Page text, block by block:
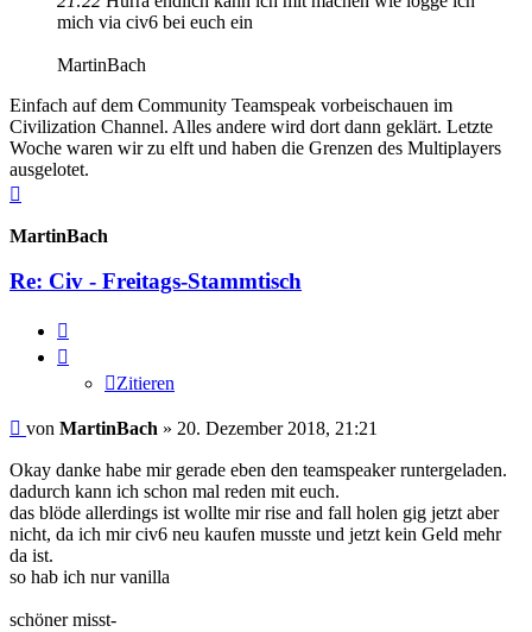
mich via civ6 bei euch ein
MartinBach
Einfach auf dem Community Teamspeak vorbeischauen im
Civilization Channel. Alles andere wird dort dann geklärt. Letzte
Woche waren wir zu elft und haben die Grenzen des Multiplayers
ausgelotet.
MartinBach
Re: Civ - Freitags-Stammtisch
Zitieren
Beitrag
von MartinBach » 20. Dezember 2018, 21:21
Okay danke habe mir gerade eben den teamspeaker runtergeladen.
dadurch kann ich schon mal reden mit euch.
das blöde allerdings ist wollte mir rise and fall holen gig jetzt aber
nicht, da ich mir civ6 neu kaufen musste und jetzt kein Geld mehr
da ist.
so hab ich nur vanilla
schöner misst-